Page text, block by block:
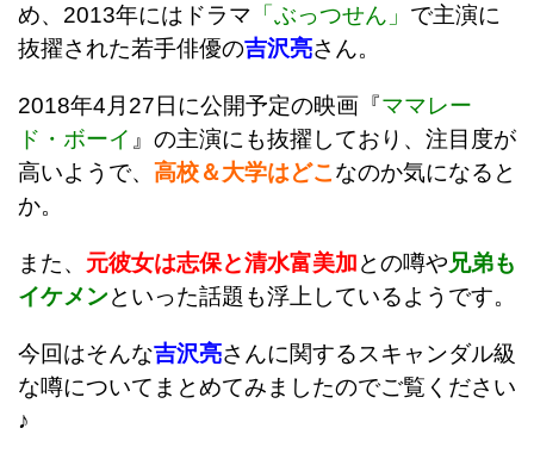
め、2013年にはドラマ 「ぶっつせん」 で主演に
抜擢された若手俳優の吉沢亮さん。
2018年4月27日に公開予定の映画『ママレー
ド・ボーイ 』の主演にも抜擢しており、注目度が
高いようで、 高校＆大学はどこなのか気になると
か。
また、 元彼女は志保と清水富美加との噂や 兄弟も
イケメンといった話題も浮上しているようです。
今回はそんな吉沢亮さんに関するスキャンダル級
な噂についてまとめてみましたのでご覧ください
♪